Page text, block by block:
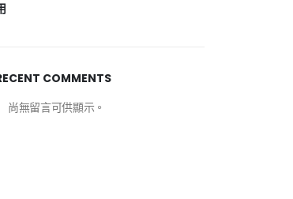
COMMENTS
尚無留言可供顯示。